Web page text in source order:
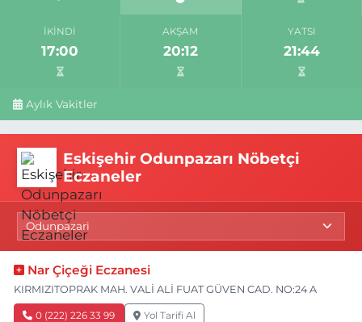
İKINDI
17:00
AKŞAM
20:12
YATSI
21:44
Aylık Vakitler
Eskişehir Odunpazarı Nöbetçi
Eczaneler
Nar Çiçeği Eczanesi
KIRMIZITOPRAK MAH. VALİ ALİ FUAT GÜVEN CAD. NO:24 A
0 (222) 226 33 99 Yol Tarifi Al